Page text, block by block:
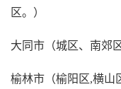
区。）
大同市（城区、南郊
榆林市（榆阳区,横山